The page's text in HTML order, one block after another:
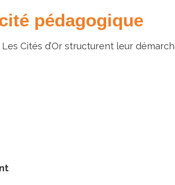
pédagogique
Cités d’Or structurent leur